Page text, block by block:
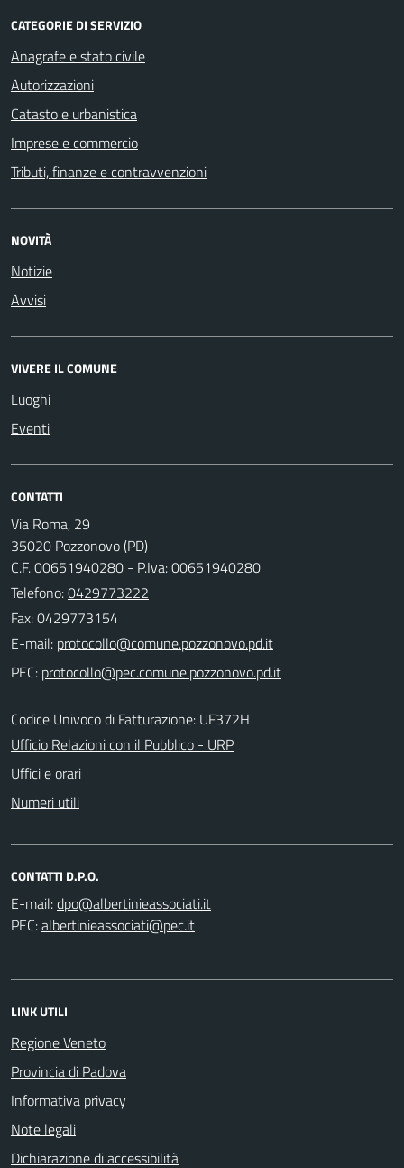
CATEGORIE DI SERVIZIO
Anagrafe e stato civile
Autorizzazioni
Catasto e urbanistica
Imprese e commercio
Tributi, finanze e contravvenzioni
NOVITÀ
Notizie
Avvisi
VIVERE IL COMUNE
Luoghi
Eventi
CONTATTI
Via Roma, 29
35020 Pozzonovo (PD)
C.F. 00651940280 - P.Iva: 00651940280
Telefono:0429773222
Fax: 0429773154
E-mail:
PEC:
Codice Univoco di Fatturazione: UF372H
Ufficio Relazioni con il Pubblico - URP
Uffici e orari
Numeri utili
CONTATTI D.P.O.
E-mail:
PEC:
LINK UTILI
Regione Veneto
Provincia di Padova
Informativa privacy
Note legali
Dichiarazione di accessibilità